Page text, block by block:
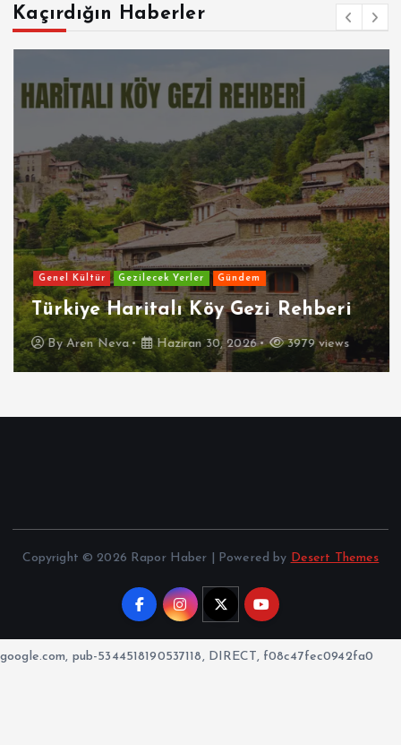
Kaçırdığın Haberler
Genel Kültür Gezilecek Yerler Gündem
Türkiye Haritalı Köy Gezi Rehberi
ByAren Neva Haziran 30, 2026 3979 views
Copyright © 2026 Rapor Haber | Powered by Desert Themes
google.com, pub-5344518190537118, DIRECT, f08c47fec0942fa0